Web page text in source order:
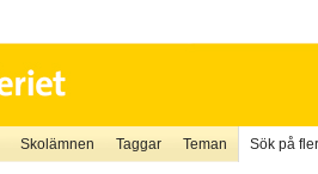
Skolämnen Taggar Teman Sök på